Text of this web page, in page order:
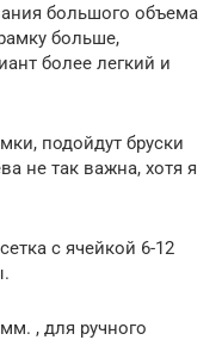
большого объема
больше,
более легкий и
подойдут бруски
не так важна, хотя я
с ячейкой 6-12
, для ручного